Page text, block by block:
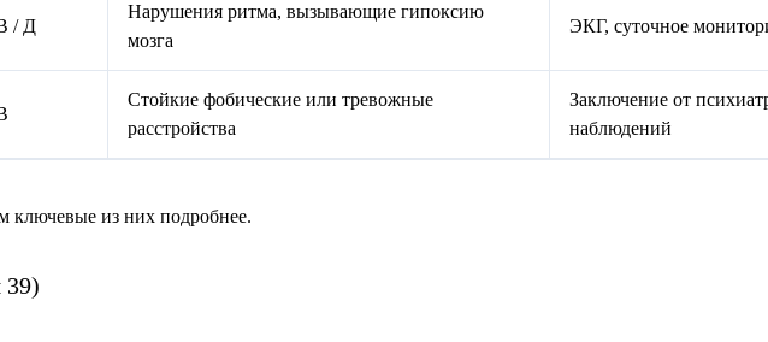
/ Д
Нарушения ритма, вызывающие гипоксию
мозга
ЭКГ, суточное
Стойкие фобические или тревожные
расстройства
Заключение от
наблюдений
ключевые из них подробнее.
39)